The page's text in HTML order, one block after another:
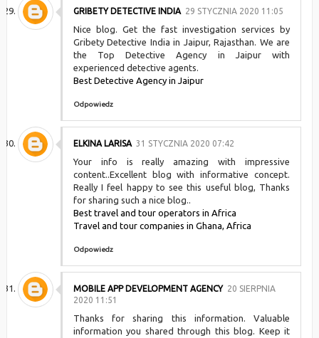
GRIBETY DETECTIVE INDIA 29 STYCZNIA 2020 11:05
Nice blog. Get the fast investigation services by
Gribety Detective India in Jaipur, Rajasthan. We are
the Top Detective Agency in Jaipur with
experienced detective agents.
Best Detective Agency in Jaipur
Odpowiedz
ELKINA LARISA 31 STYCZNIA 2020 07:42
Your info is really amazing with impressive
content..Excellent blog with informative concept.
Really I feel happy to see this useful blog, Thanks
for sharing such a nice blog..
Best travel and tour operators in Africa
Travel and tour companies in Ghana, Africa
Odpowiedz
MOBILE APP DEVELOPMENT AGENCY 20 SIERPNIA
2020 11:51
Thanks for sharing this information. Valuable
information you shared through this blog. Keep it